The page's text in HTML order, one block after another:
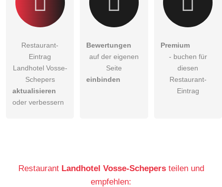
Restaurant-
Eintrag
Landhotel Vosse-
Schepers
aktualisieren
oder verbessern
Bewertungen
auf der eigenen
Seite
einbinden
Premium
- buchen für
diesen
Restaurant-
Eintrag
Restaurant Landhotel Vosse-Schepersteilen und
empfehlen: